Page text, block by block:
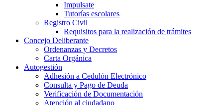
Impulsate
Tutorías escolares
Registro Civil
Requisitos para la realización de trámites
Concejo Deliberante
Ordenanzas y Decretos
Carta Orgánica
Autogestión
Adhesión a Cedulón Electrónico
Consulta y Pago de Deuda
Verificación de Documentación
Atención al ciudadano